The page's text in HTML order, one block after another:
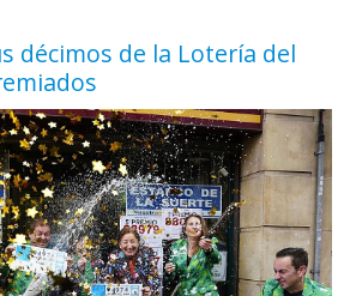
décimos de la Lotería del